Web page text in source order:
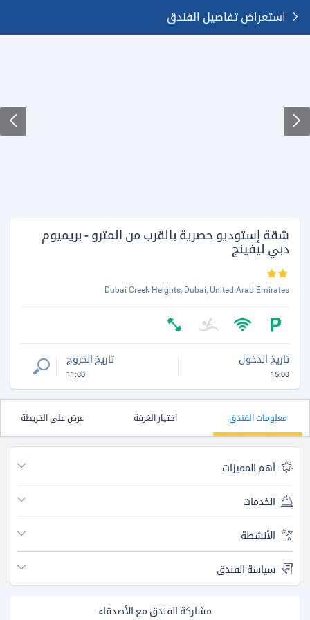
استعراض تفاصيل الفندق
شقة إستوديو حصرية بالقرب من المترو - بريميوم
دبي ليفينج
Dubai Creek Heights, Dubai, United Arab Emirates
تاريخ الدخول
15:00
تاريخ الخروج
11:00
معلومات الفندق اختيار الغرفة عرض على الخريطة
أهم المميزات
الخدمات
الأنشطة
سياسة الفندق
مشاركة الفندق مع الأصدقاء